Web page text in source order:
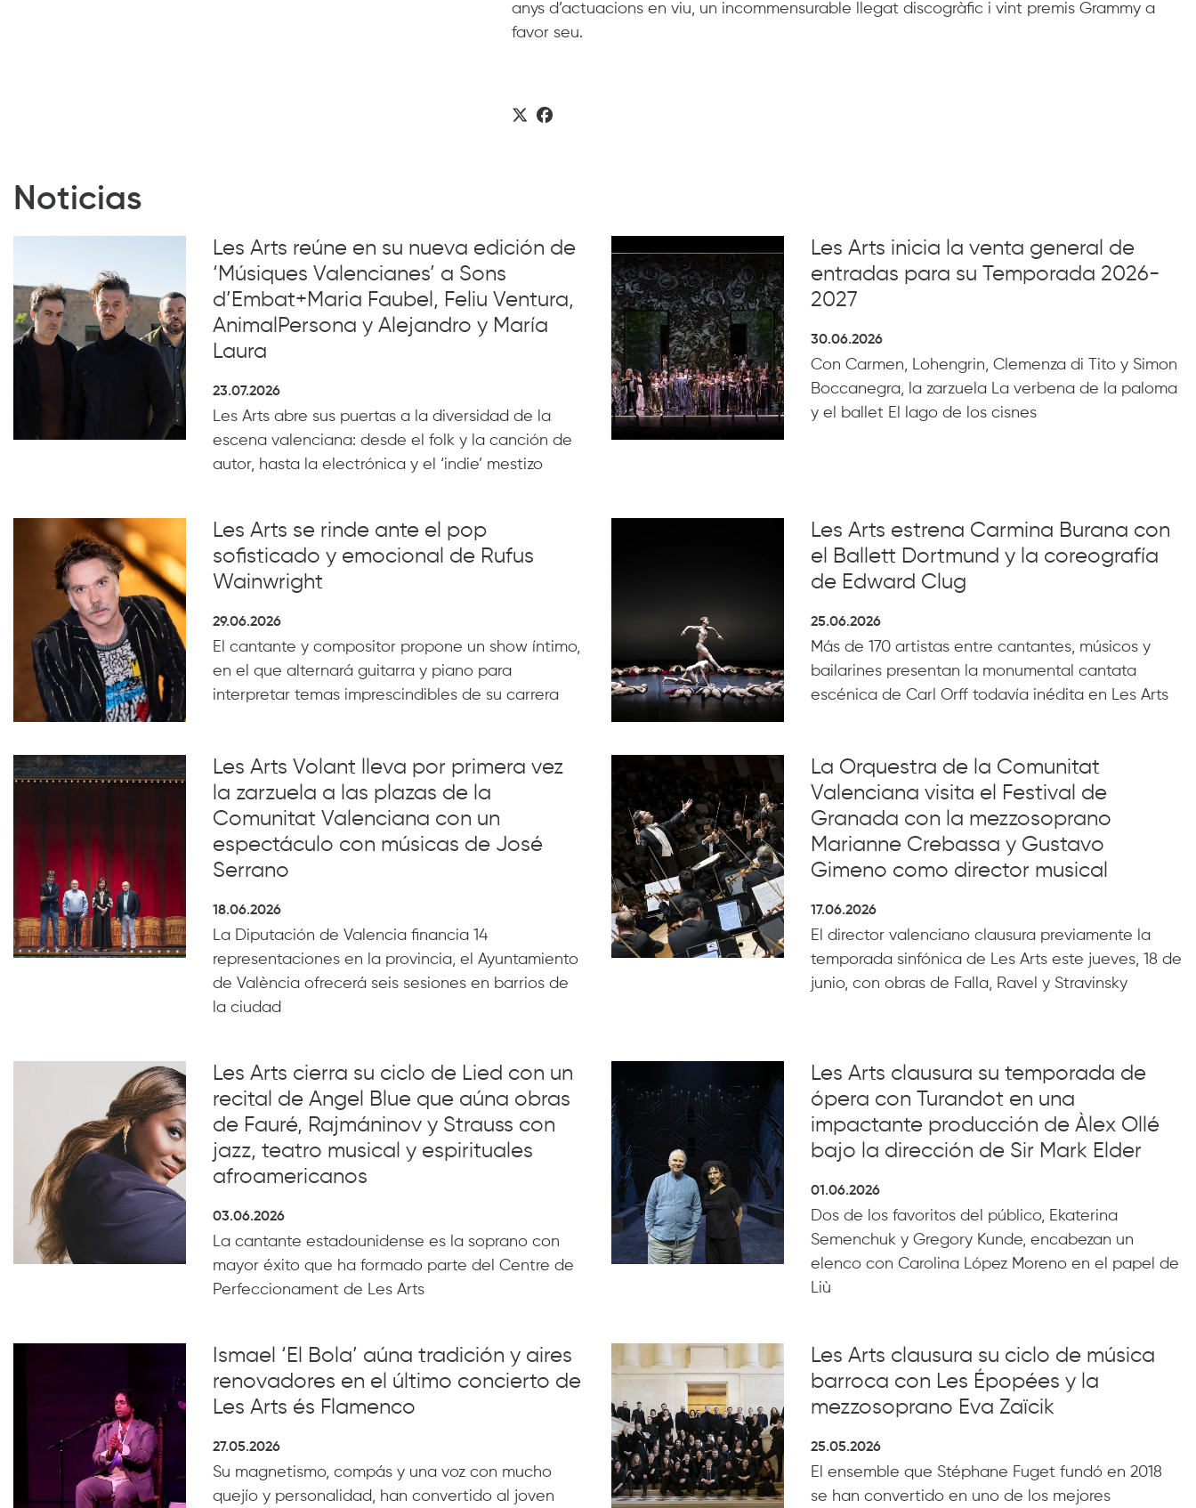
anys d’actuacions en viu, un incommensurable llegat discogràfic i vint premis Grammy a
favor seu.
Noticias
Les Arts reúne en su nueva edición de
‘Músiques Valencianes’ a Sons
d’Embat+Maria Faubel, Feliu Ventura,
AnimalPersona y Alejandro y María
Laura
23.07.2026
Les Arts abre sus puertas a la diversidad de la
escena valenciana: desde el folk y la canción de
autor, hasta la electrónica y el ‘indie’ mestizo
Les Arts inicia la venta general de
entradas para su Temporada 2026-
2027
30.06.2026
Con Carmen, Lohengrin, Clemenza di Tito y Simon
Boccanegra, la zarzuela La verbena de la paloma
y el ballet El lago de los cisnes
Les Arts se rinde ante el pop
sofisticado y emocional de Rufus
Wainwright
29.06.2026
El cantante y compositor propone un show íntimo,
en el que alternará guitarra y piano para
interpretar temas imprescindibles de su carrera
Les Arts estrena Carmina Burana con
el Ballett Dortmund y la coreografía
de Edward Clug
25.06.2026
Más de 170 artistas entre cantantes, músicos y
bailarines presentan la monumental cantata
escénica de Carl Orff todavía inédita en Les Arts
Les Arts Volant lleva por primera vez
la zarzuela a las plazas de la
Comunitat Valenciana con un
espectáculo con músicas de José
Serrano
18.06.2026
La Diputación de Valencia financia 14
representaciones en la provincia, el Ayuntamiento
de València ofrecerá seis sesiones en barrios de
la ciudad
La Orquestra de la Comunitat
Valenciana visita el Festival de
Granada con la mezzosoprano
Marianne Crebassa y Gustavo
Gimeno como director musical
17.06.2026
El director valenciano clausura previamente la
temporada sinfónica de Les Arts este jueves, 18 de
junio, con obras de Falla, Ravel y Stravinsky
Les Arts cierra su ciclo de Lied con un
recital de Angel Blue que aúna obras
de Fauré, Rajmáninov y Strauss con
jazz, teatro musical y espirituales
afroamericanos
03.06.2026
La cantante estadounidense es la soprano con
mayor éxito que ha formado parte del Centre de
Perfeccionament de Les Arts
Les Arts clausura su temporada de
ópera con Turandot en una
impactante producción de Àlex Ollé
bajo la dirección de Sir Mark Elder
01.06.2026
Dos de los favoritos del público, Ekaterina
Semenchuk y Gregory Kunde, encabezan un
elenco con Carolina López Moreno en el papel de
Liù
Ismael ‘El Bola’ aúna tradición y aires
renovadores en el último concierto de
Les Arts és Flamenco
27.05.2026
Su magnetismo, compás y una voz con mucho
quejío y personalidad, han convertido al joven
Les Arts clausura su ciclo de música
barroca con Les Épopées y la
mezzosoprano Eva Zaïcik
25.05.2026
El ensemble que Stéphane Fuget fundó en 2018
se han convertido en uno de los mejores